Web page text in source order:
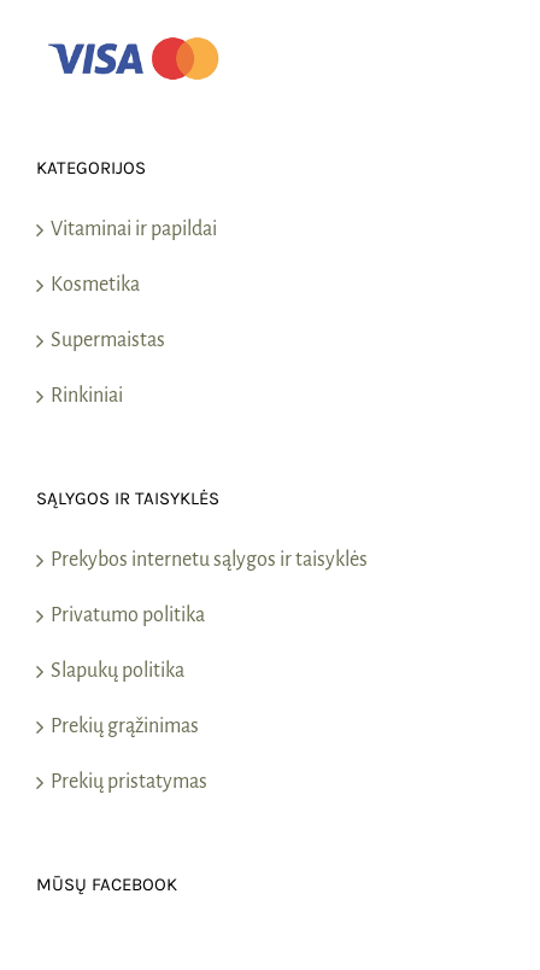
KATEGORIJOS
Vitaminai ir papildai
Kosmetika
Supermaistas
Rinkiniai
SĄLYGOS IR TAISYKLĖS
Prekybos internetu sąlygos ir taisyklės
Privatumo politika
Slapukų politika
Prekių grąžinimas
Prekių pristatymas
MŪSŲ FACEBOOK